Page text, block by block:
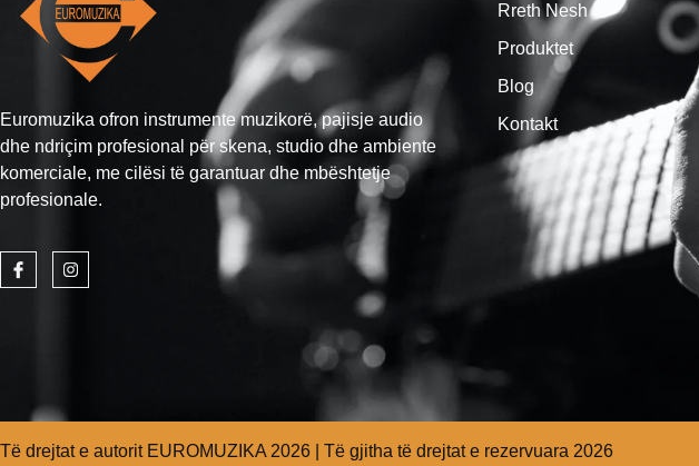
Euromuzika ofron instrumente muzikorë, pajisje audio
dhe ndriçim profesional për skena, studio dhe ambiente
komerciale, me cilësi të garantuar dhe mbështetje
profesionale.
Rreth Nesh
Produktet
Blog
Kontakt
Të drejtat e autorit EUROMUZIKA 2026 | Të gjitha të drejtat e rezervuara 2026